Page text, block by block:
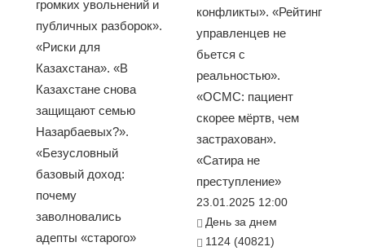
громких увольнений и
публичных разборок».
«Риски для
Казахстана». «В
Казахстане снова
защищают семью
Назарбаевых?».
«Безусловный
базовый доход:
почему
заволновались
адепты «старого»
конфликты». «Рейтинг
управленцев не
бьется с
реальностью».
«ОСМС: пациент
скорее мёртв, чем
застрахован».
«Сатира не
преступление»
23.01.2025 12:00
День за днем
1124 (40821)